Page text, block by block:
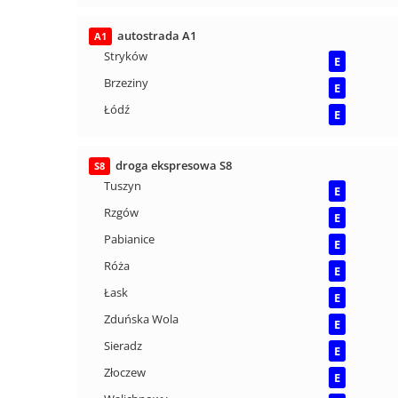
A1
autostrada A1
Stryków
E
Brzeziny
E
Łódź
E
S8
droga ekspresowa S8
Tuszyn
E
Rzgów
E
Pabianice
E
Róża
E
Łask
E
Zduńska Wola
E
Sieradz
E
Złoczew
E